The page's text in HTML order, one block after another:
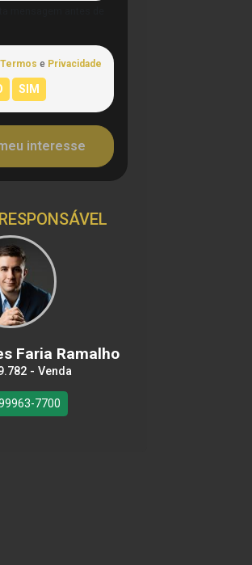
Termos e Privacidade
interesse
Faria Ramalho
- Venda
7700